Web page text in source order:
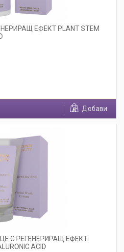
ЕФЕКТ PLANT STEM
Добави
С РЕГЕНЕРИРАЩ ЕФЕКТ
ACID